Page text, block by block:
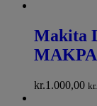
Makita
kr.1.000,00 kr.